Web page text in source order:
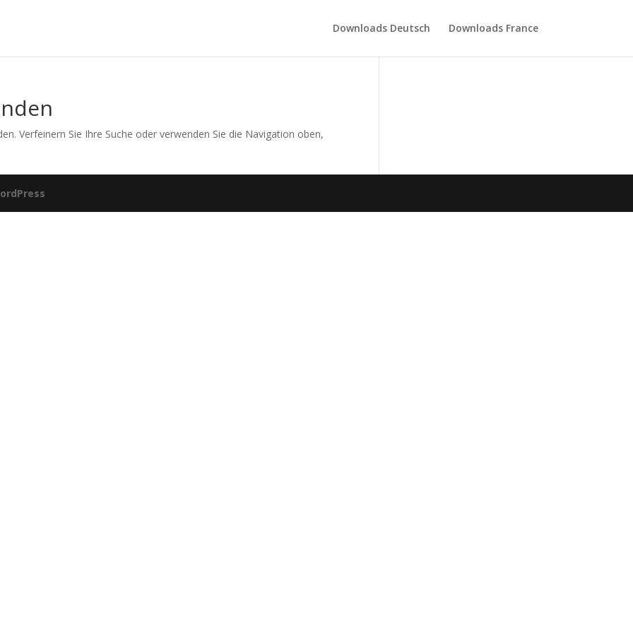
Downloads Deutsch Downloads France
Verfeinern Sie Ihre Suche oder verwenden Sie die Navigation oben,